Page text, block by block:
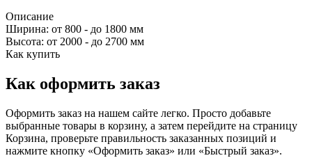
Описание
Ширина: от 800 - до 1800 мм
Высота: от 2000 - до 2700 мм
Как купить
Как оформить заказ
Оформить заказ на нашем сайте легко. Просто добавьте
выбранные товары в корзину, а затем перейдите на страницу
Корзина, проверьте правильность заказанных позиций и
нажмите кнопку «Оформить заказ» или «Быстрый заказ».